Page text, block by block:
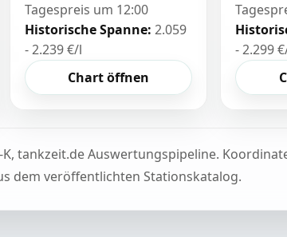
Tagespreis um 12:00
Historische Spanne: 2.059
- 2.239 €/l
Chart öffnen
- 2.299
tankzeit.de Auswertungspipeline.
dem veröffentlichten Stationskatalog.